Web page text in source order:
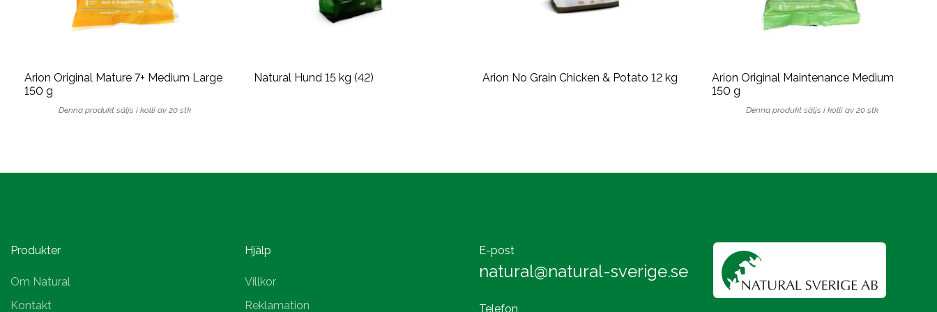
Arion Original Mature 7+ Medium Large
150 g
Denna produkt säljs i kolli av 20 stk
Natural Hund 15 kg (42) Arion No Grain Chicken & Potato 12 kg
Arion Original Maintenance Medium
150 g
Denna produkt säljs i kolli av 20 stk
Produkter
Om Natural
Kontakt
Hjälp
Villkor
Reklamation
E-post
natural@natural-sverige.se
Telefon